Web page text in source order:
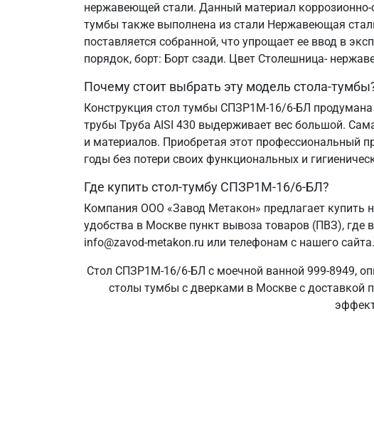
нержавеющей стали. Данный материал
тумбы также выполнена из стали Нержавеющая
поставляется собранной, что упрощает ее ввод в
порядок, борт: Борт сзади. Цвет Столешница-
Почему стоит выбрать эту модель стола-
Конструкция стол тумбы СПЗР1М-16/6-БЛ
трубы Труба AISI 430 выдерживает вес большой.
и материалов. Приобретая этот профессиональный
годы без потери своих функциональных и
Где купить стол-тумбу СПЗР1М-16/6-БЛ?
Компания ООО «Завод Метакон» предлагает
удобства в Москве пункт вывоза товаров (ПВЗ),
info@zavod-metakon.ru или телефонам с нашего сайта.
Стол СПЗР1М-16/6-БЛ с моечной ванной 999-8949,
столы тумбы с дверками в Москве с доставкой